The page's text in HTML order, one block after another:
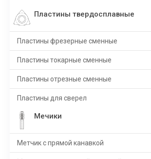
Пластины твердосплавные
Пластины фрезерные сменные
Пластины токарные сменные
Пластины отрезные сменные
Пластины для сверел
Мечики
Метчик с прямой канавкой